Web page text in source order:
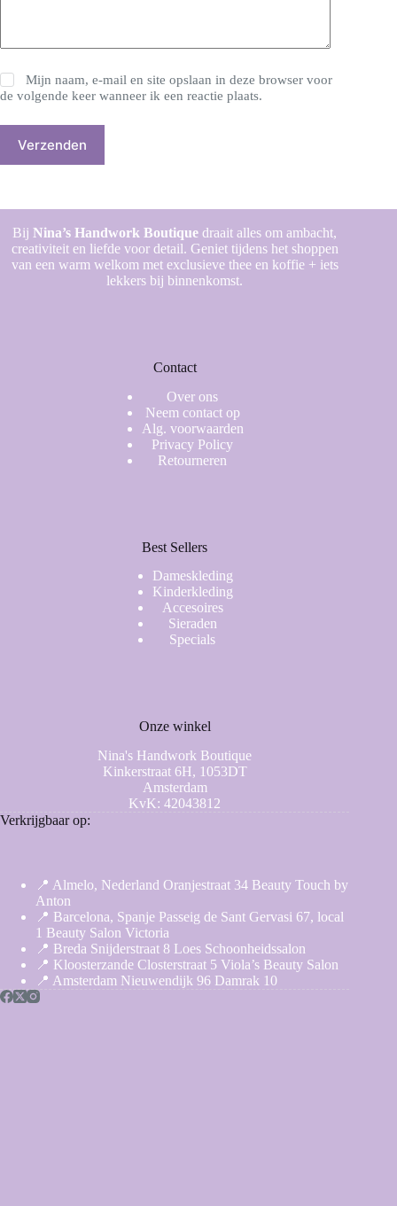
Mijn naam, e-mail en site opslaan in deze browser voor
de volgende keer wanneer ik een reactie plaats.
Verzenden
BijNina’s Handwork Boutique draait alles om ambacht,
creativiteit en liefde voor detail. Geniet tijdens het shoppen
van een warm welkom met exclusieve thee en koffie + iets
lekkers bij binnenkomst.
Contact
Over ons
Neem contact op
Alg. voorwaarden
Privacy Policy
Retourneren
Best Sellers
Dameskleding
Kinderkleding
Accesoires
Sieraden
Specials
Onze winkel
Nina's Handwork Boutique
Kinkerstraat 6H, 1053DT
Amsterdam
KvK: 42043812
Verkrijgbaar op:
📍 Almelo, Nederland Oranjestraat 34 Beauty Touch by
Anton
📍 Barcelona, Spanje Passeig de Sant Gervasi 67, local
1 Beauty Salon Victoria
📍 Breda Snijderstraat 8 Loes Schoonheidssalon
📍 Kloosterzande Closterstraat 5 Viola’s Beauty Salon
📍 Amsterdam Nieuwendijk 96 Damrak 10